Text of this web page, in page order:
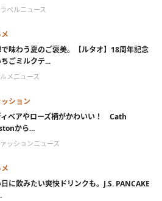
ベルニュース
味わう夏のご褒美。【ルタオ】18周年記念
ごミルクテ...
メニュース
ション
ィベアやローズ柄がかわいい！ Cath
から...
ッションニュース
に飲みたい爽快ドリンクも。J.S. PANCAKE